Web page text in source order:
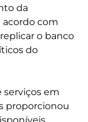
da
acordo com
o banco
do
serviços em
proporcionou